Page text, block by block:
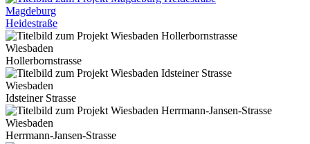
Magdeburg
Heidestraße
Wiesbaden
Hollerbornstrasse
Wiesbaden
Idsteiner Strasse
Wiesbaden
Herrmann-Jansen-Strasse